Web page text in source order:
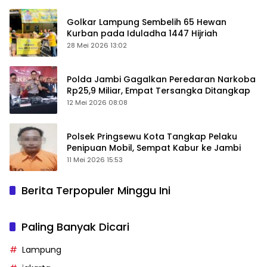
Golkar Lampung Sembelih 65 Hewan
Kurban pada Iduladha 1447 Hijriah
28 Mei 2026 13:02
Polda Jambi Gagalkan Peredaran Narkoba
Rp25,9 Miliar, Empat Tersangka Ditangkap
12 Mei 2026 08:08
Polsek Pringsewu Kota Tangkap Pelaku
Penipuan Mobil, Sempat Kabur ke Jambi
11 Mei 2026 15:53
Berita Terpopuler Minggu Ini
Paling Banyak Dicari
Lampung